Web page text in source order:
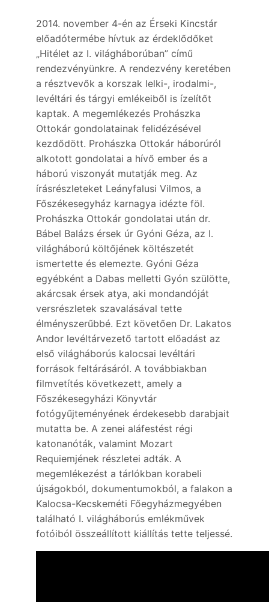
2014. november 4-én az Érseki Kincstár
előadótermébe hívtuk az érdeklődőket
„Hitélet az I. világháborúban” című
rendezvényünkre. A rendezvény keretében
a résztvevők a korszak lelki-, irodalmi-,
levéltári és tárgyi emlékeiből is ízelítőt
kaptak. A megemlékezés Prohászka
Ottokár gondolatainak felidézésével
kezdődött. Prohászka Ottokár háborúról
alkotott gondolatai a hívő ember és a
háború viszonyát mutatják meg. Az
írásrészleteket Leányfalusi Vilmos, a
Főszékesegyház karnagya idézte föl.
Prohászka Ottokár gondolatai után dr.
Bábel Balázs érsek úr Gyóni Géza, az I.
világháború költőjének költészetét
ismertette és elemezte. Gyóni Géza
egyébként a Dabas melletti Gyón szülötte,
akárcsak érsek atya, aki mondandóját
versrészletek szavalásával tette
élményszerűbbé. Ezt követően Dr. Lakatos
Andor levéltárvezető tartott előadást az
első világháborús kalocsai levéltári
források feltárásáról. A továbbiakban
filmvetítés következett, amely a
Főszékesegyházi Könyvtár
fotógyűjteményének érdekesebb darabjait
mutatta be. A zenei aláfestést régi
katonanóták, valamint Mozart
Requiemjének részletei adták. A
megemlékezést a tárlókban korabeli
újságokból, dokumentumokból, a falakon a
Kalocsa-Kecskeméti Főegyházmegyében
található I. világháborús emlékművek
fotóiból összeállított kiállítás tette teljessé.